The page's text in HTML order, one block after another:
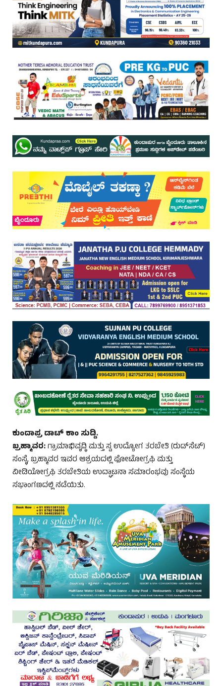
ಕುಂದಾಪ್ರ ಡಾಟ್‌ ಕಾಂ ಸುದ್ದಿ.
ಬ್ರಹ್ಮಾವರ:ಗ್ರಾಮಾಭಿವೃದ್ಧಿ ಮತ್ತು ಸ್ವ ಉದ್ಯೋಗ ತರಬೇತಿ (ರುಡ್‌ಸೆಟ್‌)
ಸಂಸ್ಥೆ, ಬ್ರಹ್ಮಾವರ ಇವರ ಆಶ್ರಯದಲ್ಲಿ ಫೋಟೋಗ್ರಫಿ ಮತ್ತು
ವೀಡಿಯೋಗ್ರಫಿ ತರಬೇತಿಯ ಉದ್ಘಾಟನಾ ಸಮಾರಂಭವು ಸಂಸ್ಥೆಯ
ಸಭಾಂಗಣದಲ್ಲಿ ನಡೆಯಿತು.